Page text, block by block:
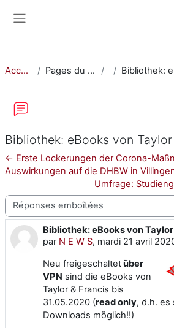
Accueil Pages du site
Bibliothek: eBooks von
← Erste Lockerungen der Corona-
Auswirkungen auf die DHBW in
Umfrage:
Type d’affichage
Bibliothek: eBooks von
par N E W S, mardi 21 avril
Nombre de réponses : 0
Neu freigeschaltetüber
VPN sind die eBooks von
Taylor & Francis bis
31.05.2020 (read only, d.h. es
Downloads möglich!!)